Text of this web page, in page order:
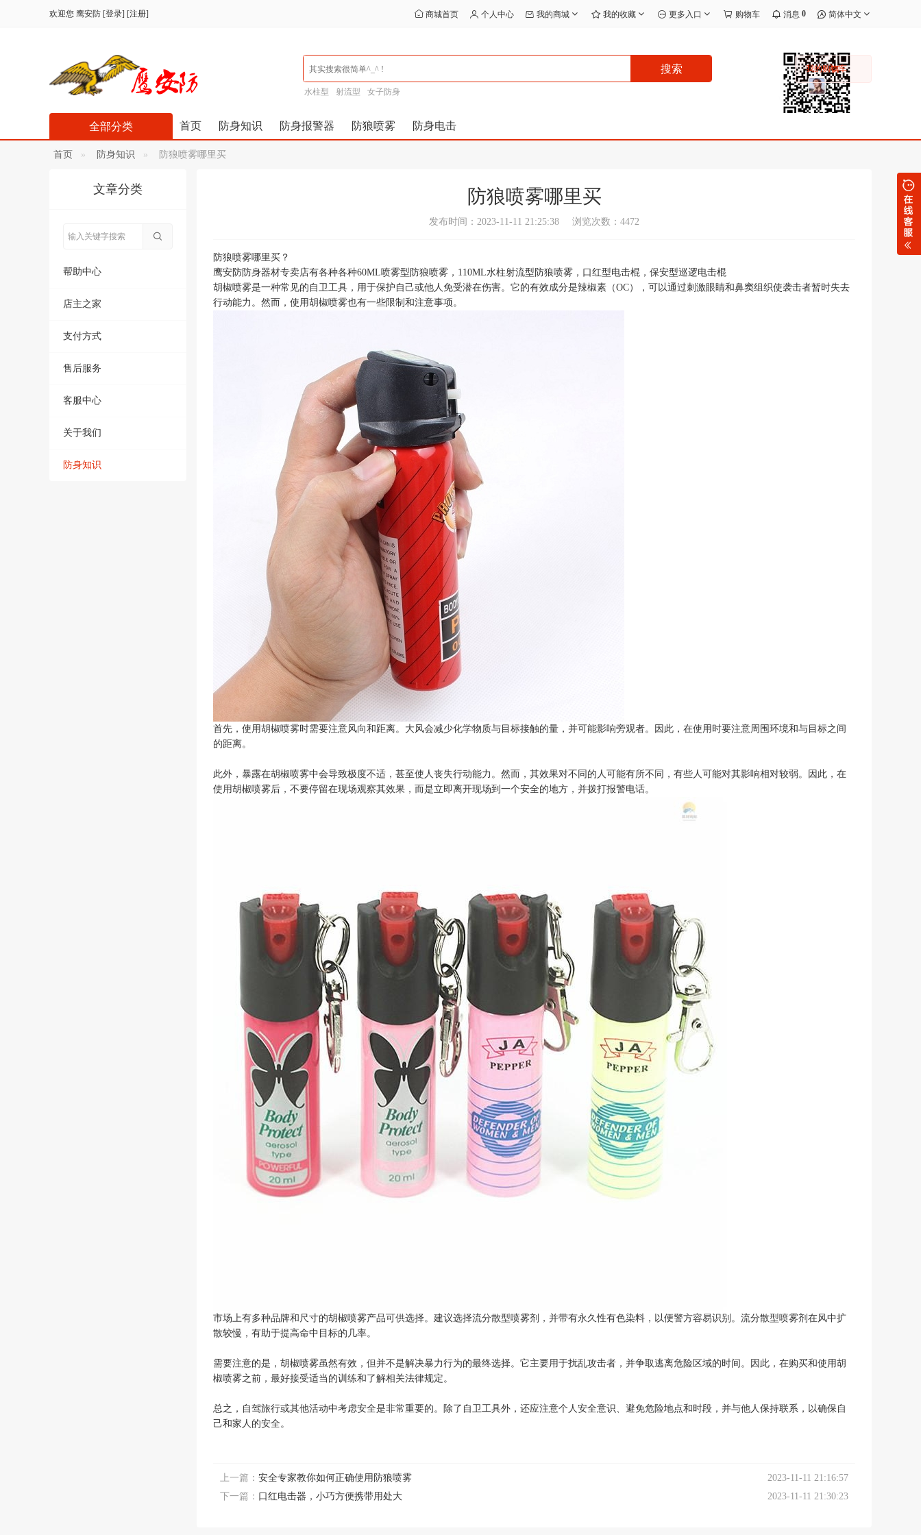
欢迎您 鹰安防 [登录] [注册] 商城首页 个人中心 我的商城 我的收藏 更多入口 购物车 消息 0 简体中文
搜索
水柱型 射流型 女子防身
我的购物车
首页 防身知识 防身报警器 防狼喷雾 防身电击
全部分类
首页 防身知识 防狼喷雾哪里买
防狼喷雾哪里买
发布时间：2023-11-11 21:25:38 浏览次数：4472
防狼喷雾哪里买？
鹰安防防身器材专卖店有各种各种60ML喷雾型防狼喷雾，110ML水柱射流型防狼喷雾，口红型电击棍，保安型巡逻电击棍
胡椒喷雾是一种常见的自卫工具，用于保护自己或他人免受潜在伤害。它的有效成分是辣椒素（OC），可以通过刺激眼睛和鼻窦组织使袭击者暂时失去
行动能力。然而，使用胡椒喷雾也有一些限制和注意事项。
首先，使用胡椒喷雾时需要注意风向和距离。大风会减少化学物质与目标接触的量，并可能影响旁观者。因此，在使用时要注意周围环境和与目标之间
的距离。
此外，暴露在胡椒喷雾中会导致极度不适，甚至使人丧失行动能力。然而，其效果对不同的人可能有所不同，有些人可能对其影响相对较弱。因此，在
使用胡椒喷雾后，不要停留在现场观察其效果，而是立即离开现场到一个安全的地方，并拨打报警电话。
市场上有多种品牌和尺寸的胡椒喷雾产品可供选择。建议选择流分散型喷雾剂，并带有永久性有色染料，以便警方容易识别。流分散型喷雾剂在风中扩
散较慢，有助于提高命中目标的几率。
需要注意的是，胡椒喷雾虽然有效，但并不是解决暴力行为的最终选择。它主要用于扰乱攻击者，并争取逃离危险区域的时间。因此，在购买和使用胡
椒喷雾之前，最好接受适当的训练和了解相关法律规定。
总之，自驾旅行或其他活动中考虑安全是非常重要的。除了自卫工具外，还应注意个人安全意识、避免危险地点和时段，并与他人保持联系，以确保自
己和家人的安全。
上一篇： 安全专家教你如何正确使用防狼喷雾
2023-11-11 21:16:57
下一篇： 口红电击器，小巧方便携带用处大 2023-11-11 21:30:23
文章分类
帮助中心
店主之家
支付方式
售后服务
客服中心
关于我们
防身知识